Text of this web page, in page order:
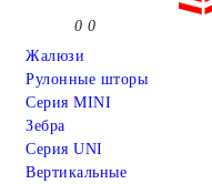
0 0
Жалюзи
Рулонные шторы
Серия MINI
Зебра
Серия UNI
Вертикальные